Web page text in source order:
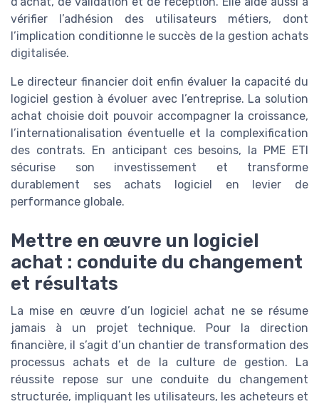
vérifier l’adhésion des utilisateurs métiers, dont
l’implication conditionne le succès de la gestion achats
digitalisée.
Le directeur financier doit enfin évaluer la capacité du
logiciel gestion à évoluer avec l’entreprise. La solution
achat choisie doit pouvoir accompagner la croissance,
l’internationalisation éventuelle et la complexification
des contrats. En anticipant ces besoins, la PME ETI
sécurise son investissement et transforme
durablement ses achats logiciel en levier de
performance globale.
Mettre en œuvre un logiciel
achat : conduite du changement
et résultats
La mise en œuvre d’un logiciel achat ne se résume
jamais à un projet technique. Pour la direction
financière, il s’agit d’un chantier de transformation des
processus achats et de la culture de gestion. La
réussite repose sur une conduite du changement
structurée, impliquant les utilisateurs, les acheteurs et